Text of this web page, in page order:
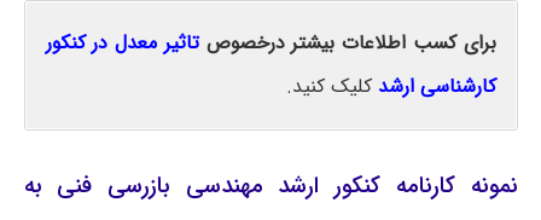
برای کسب اطلاعات بیشتر درخصوصتاثیر معدل در کنکور
کارشناسی ارشد کلیک کنید.
نمونه کارنامه کنکور ارشد مهندسی بازرسی فنی به